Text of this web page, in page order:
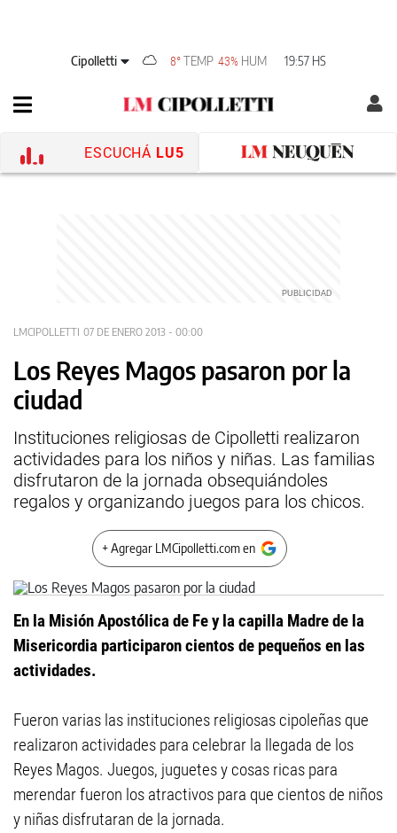
Cipolletti 8°TEMP 43% HUM 19:57 HS
ESCUCHÁ LU5
LMCIPOLLETTI 07 DE ENERO 2013 - 00:00
Los Reyes Magos pasaron por la
ciudad
Instituciones religiosas de Cipolletti realizaron
actividades para los niños y niñas. Las familias
disfrutaron de la jornada obsequiándoles
regalos y organizando juegos para los chicos.
+ Agregar LMCipolletti.com en
En la Misión Apostólica de Fe y la capilla Madre de la
Misericordia participaron cientos de pequeños en las
actividades.
Fueron varias las instituciones religiosas cipoleñas que
realizaron actividades para celebrar la llegada de los
Reyes Magos. Juegos, juguetes y cosas ricas para
merendar fueron los atractivos para que cientos de niños
y niñas disfrutaran de la jornada.